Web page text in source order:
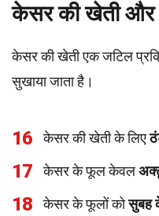
केसर की खेती और
केसर की खेती एक जटिल
सुखाया जाता है।
16 केसर की खेती के लिए
17 केसर के फूल केवल
18 केसर के फूलों कोसुबह